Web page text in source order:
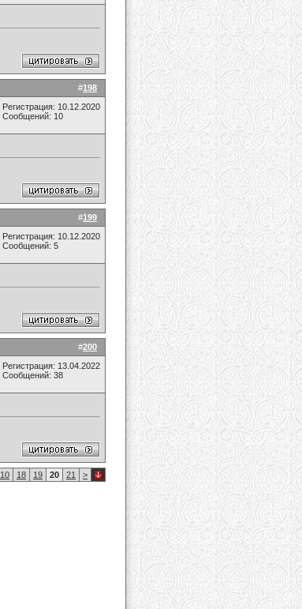
#198
Регистрация: 10.12.2020
Сообщений: 10
#199
Регистрация: 10.12.2020
Сообщений: 5
#200
Регистрация: 13.04.2022
Сообщений: 38
10 18 19 20 21 >